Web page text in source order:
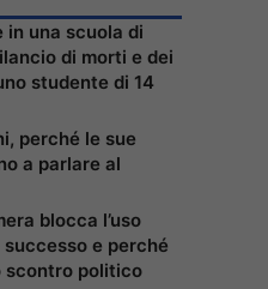
in una scuola di
di morti e dei
studente di 14
perché le sue
a parlare al
blocca l’uso
e perché
scontro politico